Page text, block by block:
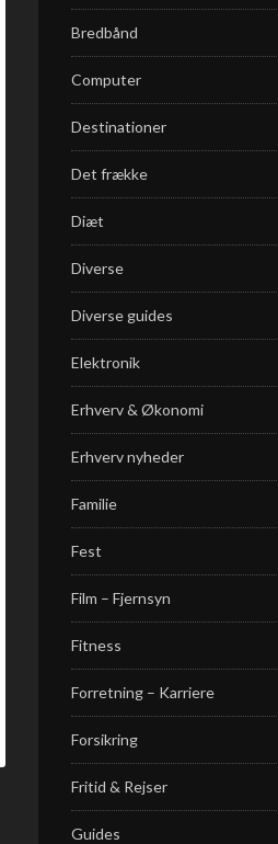
Bredbånd
Computer
Destinationer
Det frække
Diæt
Diverse
Diverse guides
Elektronik
Erhverv & Økonomi
Erhverv nyheder
Familie
Fest
Film – Fjernsyn
Fitness
Forretning – Karriere
Forsikring
Fritid & Rejser
Guides